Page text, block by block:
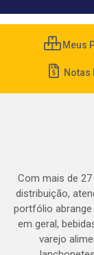
Meus
Notas
Com mais de
distribuição,
portfólio
em geral,
varejo